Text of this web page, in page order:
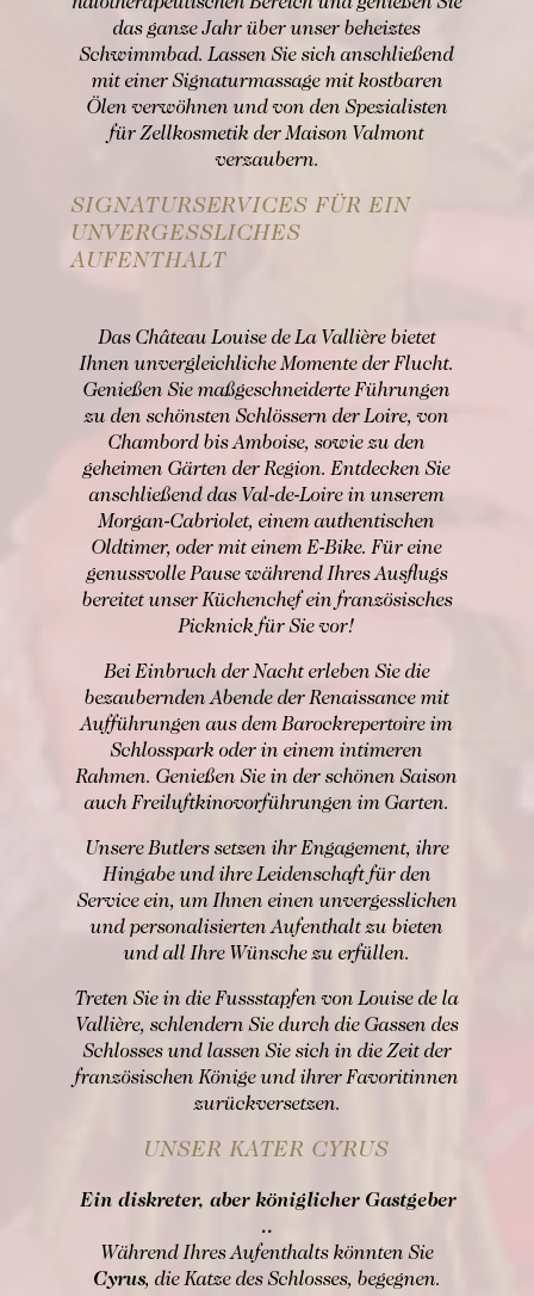
das ganze Jahr über unser beheiztes
Schwimmbad. Lassen Sie sich anschließend
mit einer Signaturmassage mit kostbaren
Ölen verwöhnen und von den Spezialisten
für Zellkosmetik der Maison Valmont
verzaubern.
SIGNATURSERVICES FÜR EIN
UNVERGESSLICHES
AUFENTHALT
Das Château Louise de La Vallière bietet
Ihnen unvergleichliche Momente der Flucht.
Genießen Sie maßgeschneiderte Führungen
zu den schönsten Schlössern der Loire, von
Chambord bis Amboise, sowie zu den
geheimen Gärten der Region. Entdecken Sie
anschließend das Val-de-Loire in unserem
Morgan-Cabriolet, einem authentischen
Oldtimer, oder mit einem E-Bike. Für eine
genussvolle Pause während Ihres Ausflugs
bereitet unser Küchenchef ein französisches
Picknick für Sie vor!
Bei Einbruch der Nacht erleben Sie die
bezaubernden Abende der Renaissance mit
Aufführungen aus dem Barockrepertoire im
Schlosspark oder in einem intimeren
Rahmen. Genießen Sie in der schönen Saison
auch Freiluftkinovorführungen im Garten.
Unsere Butlers setzen ihr Engagement, ihre
Hingabe und ihre Leidenschaft für den
Service ein, um Ihnen einen unvergesslichen
und personalisierten Aufenthalt zu bieten
und all Ihre Wünsche zu erfüllen.
Treten Sie in die Fussstapfen von Louise de la
Vallière, schlendern Sie durch die Gassen des
Schlosses und lassen Sie sich in die Zeit der
französischen Könige und ihrer Favoritinnen
zurückversetzen.
UNSER KATER CYRUS
Ein diskreter, aber königlicher Gastgeber
..
Während Ihres Aufenthalts könnten Sie
Cyrus, die Katze des Schlosses, begegnen.